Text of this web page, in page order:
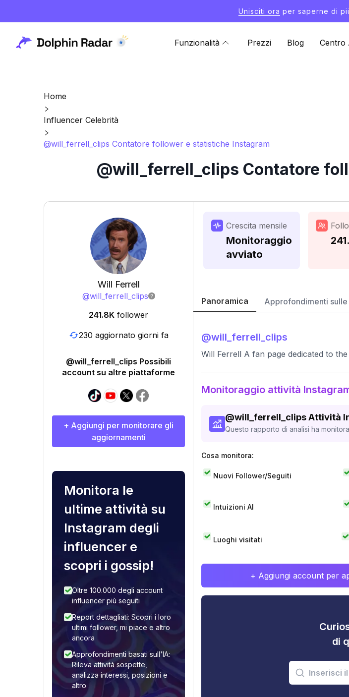
Unisciti ora per saperne di
Funzionalità Prezzi Blog Centro
Home
Influencer Celebrità
@will_ferrell_clips Contatore follower e statistiche Instagram
@will_ferrell_clips Contatore
Will Ferrell
@will_ferrell_clips
241.8K follower
230 aggiornato giorni fa
@will_ferrell_clips Possibili
account su altre piattaforme
+ Aggiungi per monitorare gli
aggiornamenti
Monitora le
ultime attività su
Instagram degli
influencer e
scopri i gossip!
Oltre 100.000 degli account
influencer più seguiti
Report dettagliati: Scopri i loro
ultimi follower, mi piace e altro
ancora
Approfondimenti basati sull'IA:
Rileva attività sospette,
analizza interessi, posizioni e
altro
Crescita mensile
Monitoraggio
avviato
Panoramica Approfondimenti sulle
@will_ferrell_clips
Will Ferrell A fan page dedicated to
Monitoraggio attività
@will_ferrell_clipsAttività
Questo rapporto di analisi ha
Cosa monitora:
Nuovi Follower/Seguiti
Intuizioni AI
Luoghi visitati
+ Aggiungi account per
di